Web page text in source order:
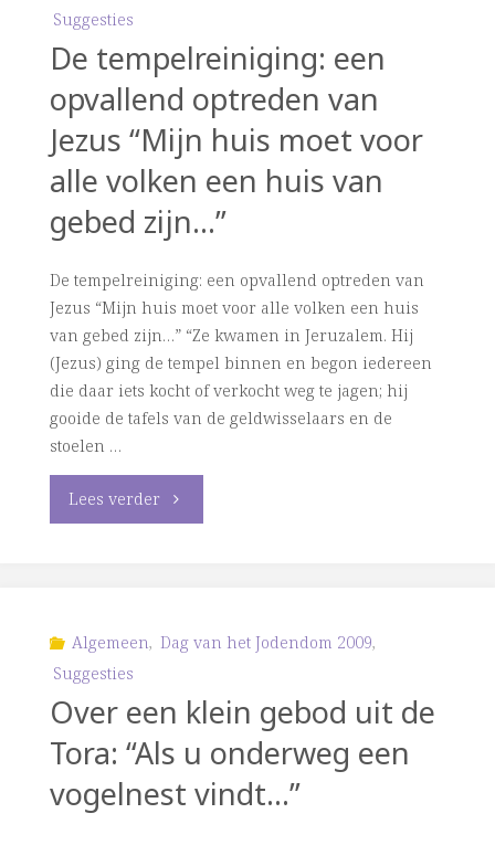
Suggesties
De tempelreiniging: een
opvallend optreden van
Jezus “Mijn huis moet voor
alle volken een huis van
gebed zijn…”
De tempelreiniging: een opvallend optreden van
Jezus “Mijn huis moet voor alle volken een huis
van gebed zijn…” “Ze kwamen in Jeruzalem. Hij
(Jezus) ging de tempel binnen en begon iedereen
die daar iets kocht of verkocht weg te jagen; hij
gooide de tafels van de geldwisselaars en de
stoelen …
Lees verder "De
opvallend
Jezus
Algemeen, Dag van het Jodendom 2009,
Suggesties
Over een klein gebod uit de
Tora: “Als u onderweg een
vogelnest vindt…”